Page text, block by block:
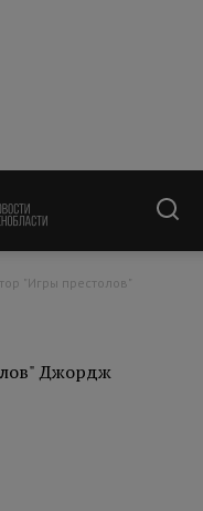
Джордж